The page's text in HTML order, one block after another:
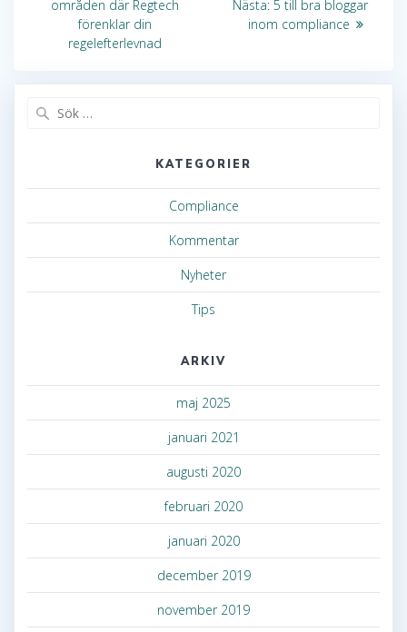
inlägg:
områden där Regtech
förenklar din
regelefterlevnad
Nästa: Nästa
inlägg:
5 till bra bloggar
inom compliance
KATEGORIER
Compliance
Kommentar
Nyheter
Tips
ARKIV
maj 2025
januari 2021
augusti 2020
februari 2020
januari 2020
december 2019
november 2019